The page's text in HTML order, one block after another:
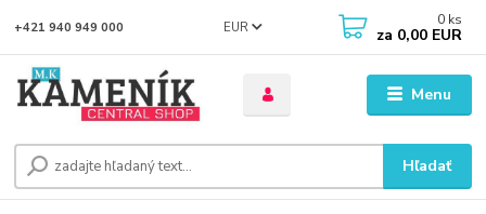
Menu
EUR
Hľadať
+421 940 949 000 0 ks
za 0,00 EUR